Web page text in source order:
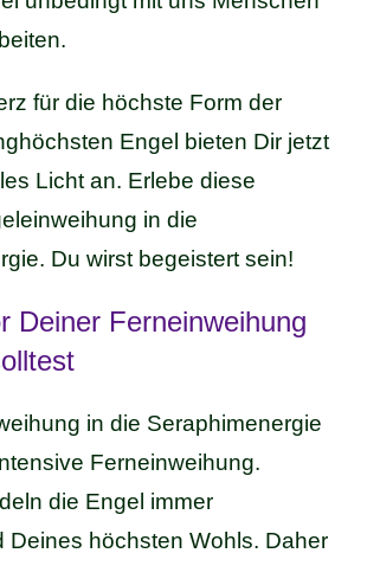
für die höchste Form der
Engel bieten Dir jetzt
Licht an. Erlebe diese
in die
Du wirst begeistert sein!
Deiner Ferneinweihung
in die Seraphimenergie
Ferneinweihung.
die Engel immer
Deines höchsten Wohls. Daher